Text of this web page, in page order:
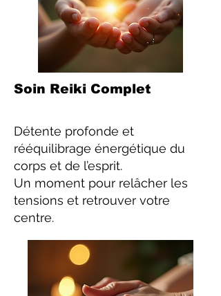
Soin Reiki Complet
Détente profonde et
rééquilibrage énergétique du
corps et de l’esprit.
Un moment pour relâcher les
tensions et retrouver votre
centre.